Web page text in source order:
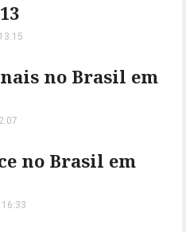
no Brasil em
no Brasil em